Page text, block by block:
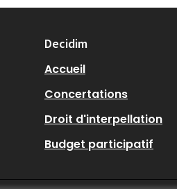
Decidim
Accueil
Concertations
Droit d'interpellation
Budget participatif